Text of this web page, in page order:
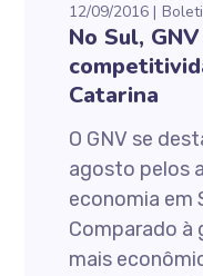
12/09/2016
No Sul,
Catarina
O GNV se
agosto pelos
economia em
Comparado à
mais